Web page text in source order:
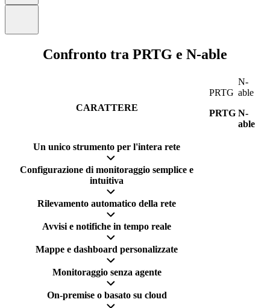
Confronto tra PRTG e N-able
CARATTERE
PRTG
PRTG
N-
able
N-
able
Un unico strumento per l'intera rete
Configurazione di monitoraggio semplice e
intuitiva
Rilevamento automatico della rete
Avvisi e notifiche in tempo reale
Mappe e dashboard personalizzate
Monitoraggio senza agente
On-premise o basato su cloud